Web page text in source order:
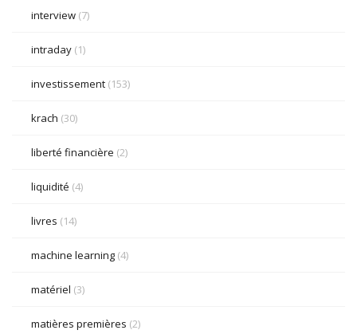
interview (7)
intraday (1)
investissement (153)
krach (30)
liberté financière (2)
liquidité (4)
livres (14)
machine learning (4)
matériel (3)
matières premières (2)